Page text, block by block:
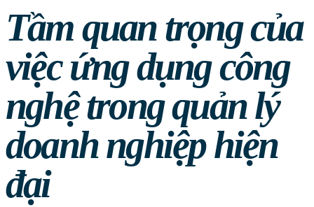
Tầm quan trọng của
việc ứng dụng công
nghệ trong quản lý
doanh nghiệp hiện
đại